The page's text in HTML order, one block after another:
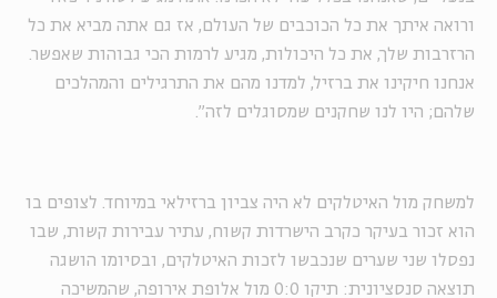
ורואה איתך את כל הכוכבים של העולם, אז גם אתה מביא את כל
הרזרבות שלך, את כל היכולות, מגיע לרמות הכי גבוהות שאפשר.
אנחנו חיקינו את ברזיל, למדנו מהם את התרגילים והמהלכים
שלהם; היו לנו שחקנים שמסוגלים לזה".
למשחק מול האיטלקים לא היה צביון ברזילאי במיוחד. לצופים בו
הוא זכור בעיקר כקרב הישרדות קשוח, עתיר עבירות קשות, שבו
נפסלו שני שערים שנכבשו לזכות האיטלקים, ובסיומו הושגה
תוצאה סנסציונית: תיקו 0:0 מול אלופת אירופה, שהמשיכה